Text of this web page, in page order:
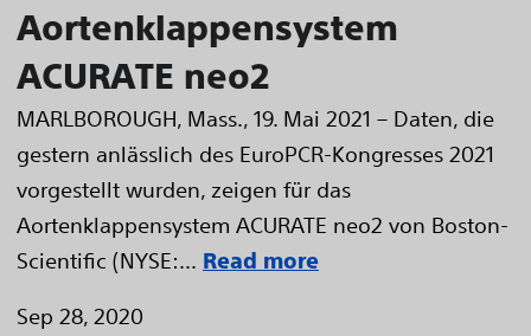
Aortenklappensystem
ACURATE neo2
MARLBOROUGH, Mass., 19. Mai 2021 – Daten, die
gestern anlässlich des EuroPCR-Kongresses 2021
vorgestellt wurden, zeigen für das
Aortenklappensystem ACURATE neo2 von Boston-
Scientific (NYSE:... Read more
Sep 28, 2020